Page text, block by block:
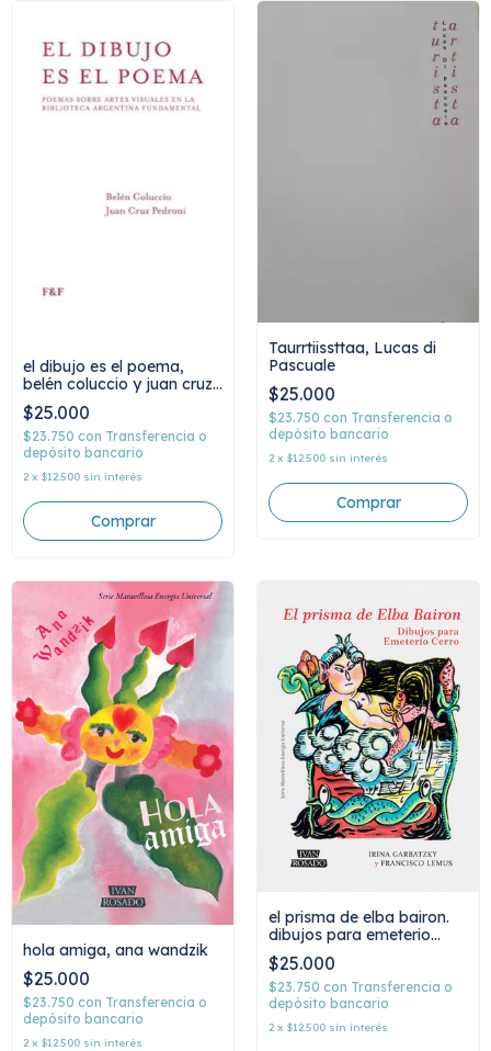
el dibujo es el poema,
belén coluccio y juan cruz
pedroni
$25.000
$23.750 con Transferencia o
depósito bancario
2 x $12.500 sin interés
Taurrtiissttaa, Lucas di
Pascuale
$25.000
$23.750 con Transferencia o
depósito bancario
2 x $12.500 sin interés
hola amiga, ana wandzik
$25.000
$23.750 con Transferencia o
depósito bancario
2 x $12.500 sin interés
el prisma de elba bairon.
dibujos para emeterio
cerro irina garbatzky y
francisco lemus
$25.000
$23.750 con Transferencia o
depósito bancario
2 x $12.500 sin interés